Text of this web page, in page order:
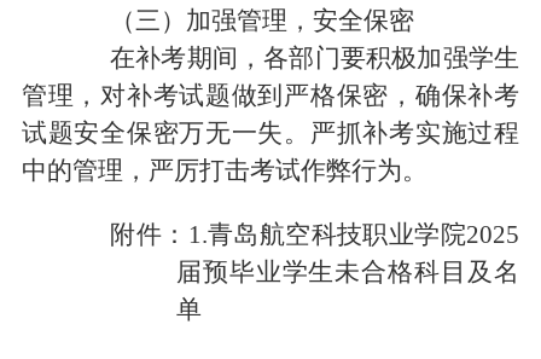
（三） 加强管理 ，安全保密
在补考期间，各部门要积极加强学生
管理，对补考试题做到严格保密，确保补考
试题安全保密万无一失。严抓补考实施过程
中的管理，严厉打击考试作弊行为。
附件： 1.青岛航空科技职业学院2025
届预毕业学生未合格科目及名
单